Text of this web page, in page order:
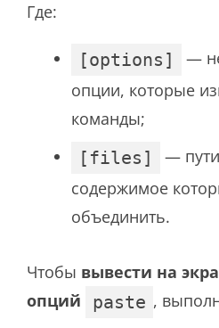
Где:
[options]
—
опции, которые
команды;
[files]
—
содержимое
объединить.
Чтобы вывести на
опций
paste ,